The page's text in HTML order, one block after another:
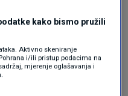
kako bismo pružili
Aktivno skeniranje
i/ili pristup podacima na
mjerenje oglašavanja i